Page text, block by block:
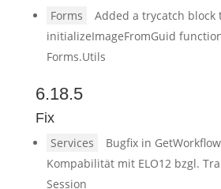
Forms
Added a trycatch block
initializeImageFromGuid
Forms.Utils
6.18.5
Fix
Services
Bugfix in
Kompabilität mit ELO12 bzgl.
Session